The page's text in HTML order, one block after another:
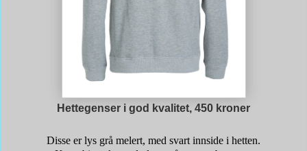
Hettegenser i god kvalitet, 450 kroner
Disse er lys grå melert, med svart innside i hetten.